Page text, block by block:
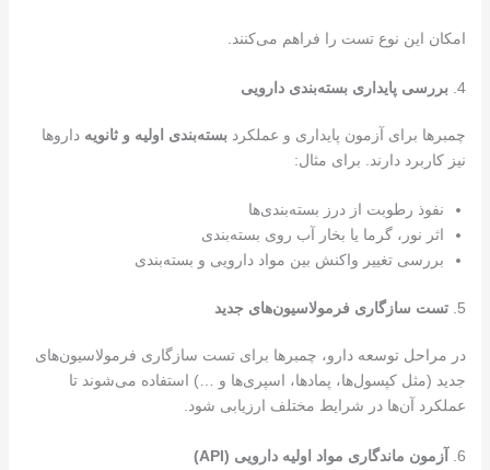
امکان این نوع تست را فراهم می‌کنند.
4. بررسی پایداری بسته‌بندی دارویی
چمبرها برای آزمون پایداری و عملکرد بسته‌بندی اولیه و ثانویه داروها
نیز کاربرد دارند. برای مثال:
نفوذ رطوبت از درز بسته‌بندی‌ها
اثر نور، گرما یا بخار آب روی بسته‌بندی
بررسی تغییر واکنش بین مواد دارویی و بسته‌بندی
5. تست سازگاری فرمولاسیون‌های جدید
در مراحل توسعه دارو، چمبرها برای تست سازگاری فرمولاسیون‌های
جدید (مثل کپسول‌ها، پمادها، اسپری‌ها و …) استفاده می‌شوند تا
عملکرد آن‌ها در شرایط مختلف ارزیابی شود.
6. آزمون ماندگاری مواد اولیه دارویی (API)